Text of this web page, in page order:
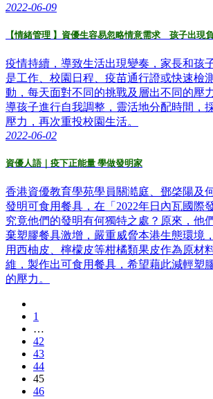
2022-06-09
【情緒管理 】資優生容易忽略情意需求 孩子出現
疫情持續，導致生活出現變奏，家長和孩
是工作、校園日程、疫苗通行證或快速檢
動，每天面對不同的挑戰及層出不同的壓
導孩子進行自我調整，靈活地分配時間，
壓力，再次重投校園生活。
2022-06-02
資優人語｜疫下正能量 學做發明家
香港資優教育學苑學員關澔庭、鄧棨陽及
發明可食用餐具，在「2022年日內瓦國際
究竟他們的發明有何獨特之處？原來，他
棄塑膠餐具激增，嚴重威脅本港生態環境
用西柚皮、檸檬皮等柑橘類果皮作為原材
維，製作出可食用餐具，希望藉此減輕塑
的壓力。
1
…
42
43
44
45
46